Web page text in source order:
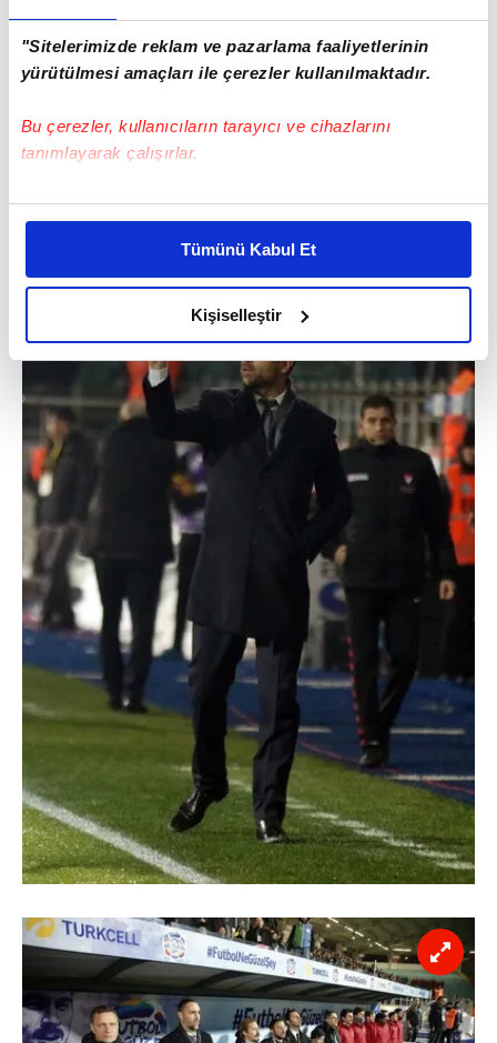
"Sitelerimizde reklam ve pazarlama faaliyetlerinin
yürütülmesi amaçları ile çerezler kullanılmaktadır.
Bu çerezler, kullanıcıların tarayıcı ve cihazlarını
tanımlayarak çalışırlar.
Bu çerezlere izin vermeniz halinde sizlere özel
daha iyi reklam deneyimi yaşatabiliriz. Bunu yaparken
amacımızın size daha iyi bir reklam deneyimi sunmak
olduğunu ve sizlere en iyi içerikleri sunabilmek adına
elimizden gelen çabayı gösterdiğimizi ve bu noktada,
reklamların maliyetlerimizi karşılamak noktasında tek gelir
kalemimiz olduğunu sizlere hatırlatmak isteriz.
Her halükârda, kullanıcılar, bu çerezlere izin vermedikleri
takdirde, kullanıcılara hedefli reklamlar
gösterilmeyecektir."
Sizlere daha iyi bir hizmet sunabilmek için İnternet
Sitemizde kendimize ve üçüncü kişilere ait çerezler
kullanılmaktadır. Bu çerezler vasıtasıyla çeşitli kişisel
verileriniz işlenmekte olup gerekli olan çerezler bilgi
toplumu hizmetlerinin sunulması amacıyla
kullanılmaktadır. Diğer çerezler, sitemizin daha işlevsel
kılınması ve kişiselleştirilmesi ve sizlere yönelik
reklam/pazarlama faaliyetlerinin yapılması, amaçlarıyla
sınırlı olarak açık rızanız dahilinde kullanılacaktır.
Çerezlere ilişkin tercihlerinizi aşağıda yer alan panel
vasıtasıyla belirleyebilirsiniz. Çerezlere ilişkin detaylı bilgi
için Ayarlar butonuna tıklayabilir,
Çerez Bilgilendirme
6698 sayılı Kişisel Verilerin Korunması Kanunu uyarınca
hazırlanmış Aydınlatma Metnimizi okumak ve sitemizde
ilgili mevzuata uygun olarak kullanılan çerezlerle ilgili bilgi
almak için lütfentıklayınız.
Tümünü Kabul Et
Kişiselleştir